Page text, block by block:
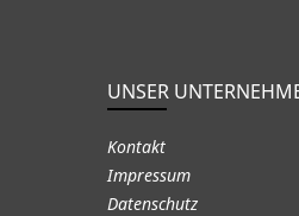
UNSER
Kontakt
Impressum
Datenschutz